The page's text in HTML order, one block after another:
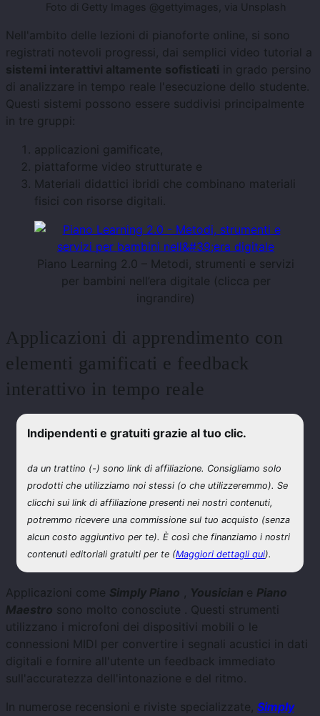
Foto di Getty Images @gettyimages, via Unsplash
Nell'ambito delle lezioni di pianoforte online, si sono
registrati notevoli progressi, dai semplici video tutorial a
sistemi interattivi altamente sofisticati in grado persino
di analizzare in tempo reale l'esecuzione dello studente.
Questi sistemi possono essere suddivisi principalmente
in tre gruppi:
applicazioni gamificate,
piattaforme video strutturate e
Materiali didattici ibridi che combinano materiali
fisici con risorse digitali.
Piano Learning 2.0 – Metodi, strumenti e servizi
per bambini nell’era digitale (clicca per
ingrandire)
Applicazioni di apprendimento con
elementi gamificati e feedback
interattivo in tempo reale
Indipendenti e gratuiti grazie al tuo clic.
da un trattino (-) sono link di affiliazione. Consigliamo solo
prodotti che utilizziamo noi stessi (o che utilizzeremmo). Se
clicchi sui link di affiliazione presenti nei nostri contenuti,
potremmo ricevere una commissione sul tuo acquisto (senza
alcun costo aggiuntivo per te). È così che finanziamo i nostri
contenuti editoriali gratuiti per te (Maggiori dettagli qui).
Applicazioni come Simply Piano , Yousician e Piano
Maestro sono molto conosciute . Questi strumenti
utilizzano i microfoni dei dispositivi mobili o le
connessioni MIDI per convertire i segnali acustici in dati
digitali e fornire all'utente un feedback immediato
sull'accuratezza dell'intonazione e del ritmo.
In numerose recensioni e riviste specializzate, Simply